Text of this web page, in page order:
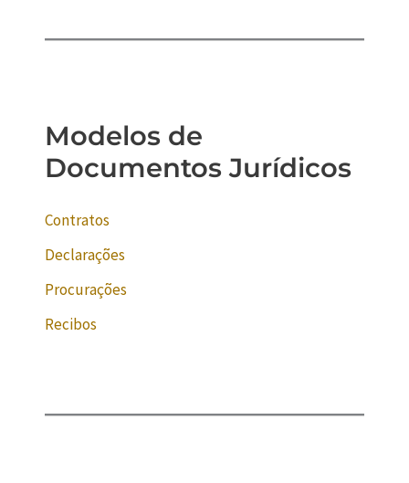
Modelos de
Documentos Jurídicos
Contratos
Declarações
Procurações
Recibos